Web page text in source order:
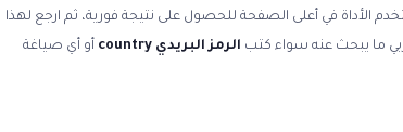
الأداة في أعلى الصفحة للحصول على نتيجة فورية، ثم ارجع لهذا
ما يبحث عنه سواء كتب الرمز البريدي country
أو أي صياغة